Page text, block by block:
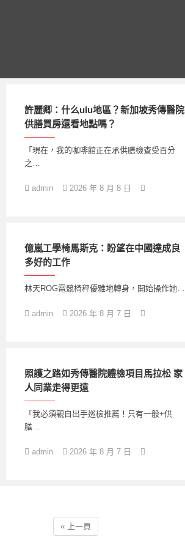
許麗卿：什么ulu地區？新加坡秀傳醫院
供膳買房還看地點嗎？
「現在，我的咖啡館正在承供膳檢查受百分
之…
admin 2026 年 8 月 8 日
億嵐工學椅馬斯克：盼望在中國達成良
多好的工作
林天ROG電競椅秤優雅地轉身，開始操作她…
admin 2026 年 8 月 7 日
照護之路如秀傳醫院體檢項目馬拉松 家
人同業走得更遠
「我必須親自出手巡檢推薦！只有一般+供
膳…
admin 2026 年 8 月 7 日
« 上一頁